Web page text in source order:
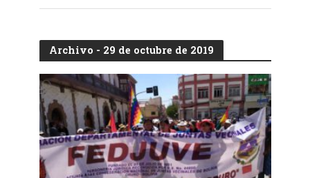
Archivo - 29 de octubre de 2019